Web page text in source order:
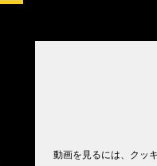
動画を見るには、クッ